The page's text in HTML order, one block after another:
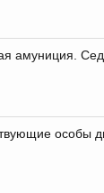
амуниция.
особы